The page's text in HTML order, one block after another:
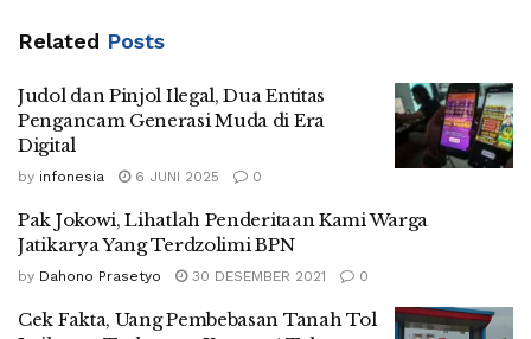
Related Posts
Judol dan Pinjol Ilegal, Dua Entitas
Pengancam Generasi Muda di Era
Digital
by infonesia 6 JUNI 2025 0
Pak Jokowi, Lihatlah Penderitaan Kami Warga
Jatikarya Yang Terdzolimi BPN
by Dahono Prasetyo 30 DESEMBER 2021 0
Cek Fakta, Uang Pembebasan Tanah Tol